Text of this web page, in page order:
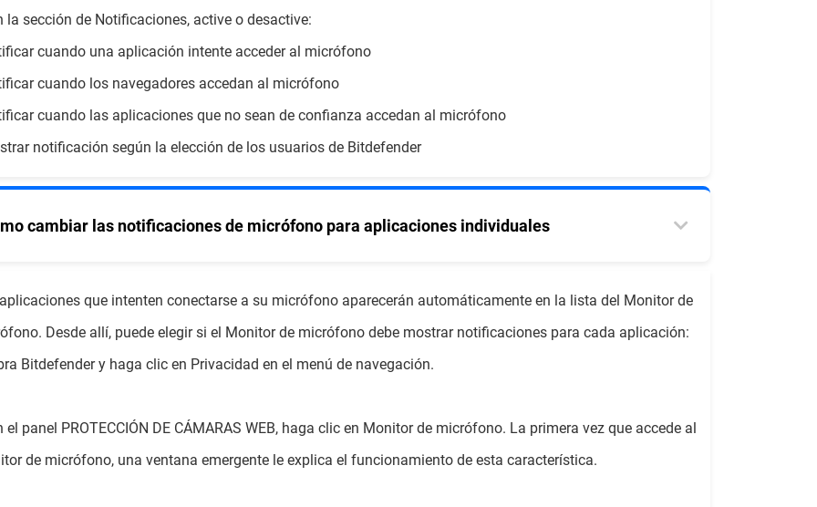
la sección de Notificaciones, active o desactive:
cuando una aplicación intente acceder al micrófono
cuando los navegadores accedan al micrófono
cuando las aplicaciones que no sean de confianza accedan al micrófono
notificación según la elección de los usuarios de Bitdefender
cambiar las notificaciones de micrófono para aplicaciones individuales
que intenten conectarse a su micrófono aparecerán automáticamente en la lista del Monitor de
Desde allí, puede elegir si el Monitor de micrófono debe mostrar notificaciones para cada aplicación:
Bitdefender y haga clic en Privacidad en el menú de navegación.
el panel PROTECCIÓN DE CÁMARAS WEB, haga clic en Monitor de micrófono. La primera vez que accede al
de micrófono, una ventana emergente le explica el funcionamiento de esta característica.